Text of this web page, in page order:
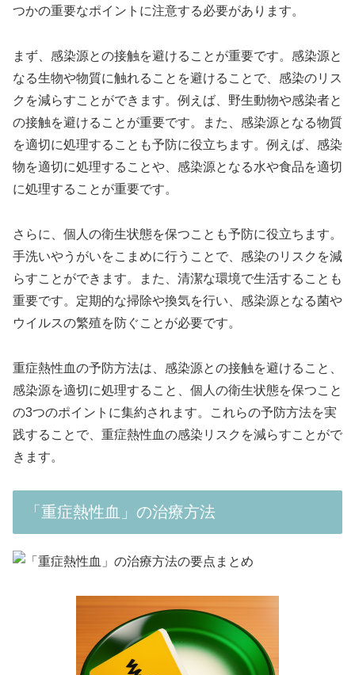
つかの重要なポイントに注意する必要があります。
まず、感染源との接触を避けることが重要です。感染源と
なる生物や物質に触れることを避けることで、感染のリス
クを減らすことができます。例えば、野生動物や感染者と
の接触を避けることが重要です。また、感染源となる物質
を適切に処理することも予防に役立ちます。例えば、感染
物を適切に処理することや、感染源となる水や食品を適切
に処理することが重要です。
さらに、個人の衛生状態を保つことも予防に役立ちます。
手洗いやうがいをこまめに行うことで、感染のリスクを減
らすことができます。また、清潔な環境で生活することも
重要です。定期的な掃除や換気を行い、感染源となる菌や
ウイルスの繁殖を防ぐことが必要です。
重症熱性血の予防方法は、感染源との接触を避けること、
感染源を適切に処理すること、個人の衛生状態を保つこと
の3つのポイントに集約されます。これらの予防方法を実
践することで、重症熱性血の感染リスクを減らすことがで
きます。
「重症熱性血」の治療方法